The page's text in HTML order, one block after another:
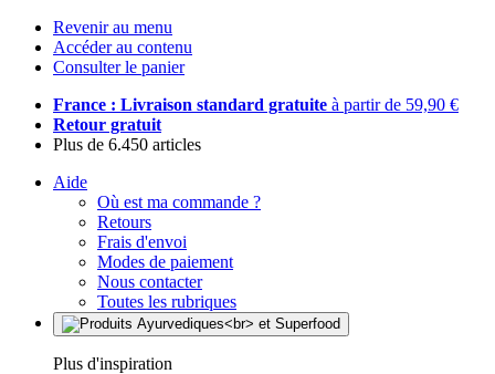
Revenir au menu
Accéder au contenu
Consulter le panier
France : Livraison standard gratuite à partir de 59,90 €
Retour gratuit
Plus de 6.450 articles
Aide
Où est ma commande ?
Retours
Frais d'envoi
Modes de paiement
Nous contacter
Toutes les rubriques
Plus d'inspiration